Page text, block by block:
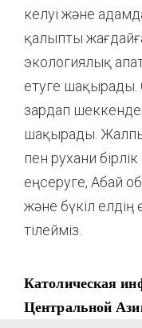
келуі және
қалыпты
экологиялық
етуге шақырады.
зардап
шақырады.
пен рухани
еңсеруге, Абай
және бүкіл елдің
тілейміз.
Католическая
Центральной